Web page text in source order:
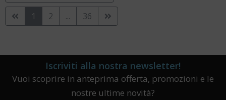
1 2 ... 36
Iscriviti alla nostra newsletter!
Vuoi scoprire in anteprima offerta, promozioni e le
nostre ultime novità?